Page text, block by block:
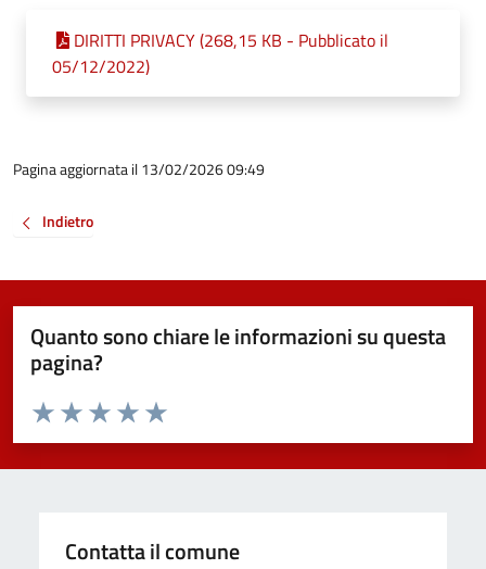
DIRITTI PRIVACY (268,15 KB - Pubblicato il
05/12/2022)
Pagina aggiornata il 13/02/2026 09:49
Indietro
Quanto sono chiare le informazioni su questa
pagina?
Valuta da 1 a 5 stelle la pagina
Valuta 5 stelle su 5
Valuta 4 stelle su 5
Valuta 3 stelle su 5
Valuta 2 stelle su 5
Valuta 1 stelle su 5
Contatta il comune